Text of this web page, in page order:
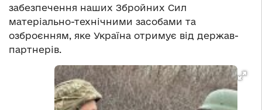
забезпечення наших Збройних Сил
матеріально-технічними засобами та
озброєнням, яке Україна отримує від держав-
партнерів.